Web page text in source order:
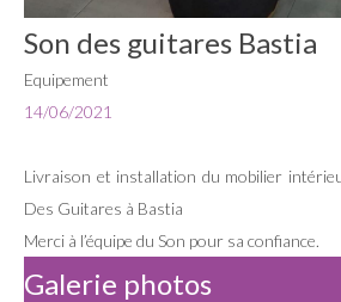
Son des guitares Bastia
Equipement
14/06/2021
Livraison et installation du mobilier
Des Guitares à Bastia
Merci à l’équipe du Son pour sa confiance.
Galerie photos